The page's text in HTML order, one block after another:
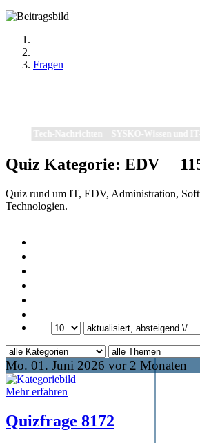
Fragen
Tech-Nachrichten – SYSKO-Wissen und
Quiz Kategorie: EDV
Quiz rund um IT, EDV, Administration,
Technologien.
Mo. 01. Juni 2026 vor 2 Monaten
Mehr erfahren
Quizfrage 8172